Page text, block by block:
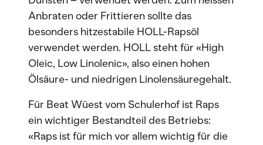
Anbraten oder Frittieren sollte das
besonders hitzestabile HOLL-Rapsöl
verwendet werden. HOLL steht für «High
Oleic, Low Linolenic», also einen hohen
Ölsäure- und niedrigen Linolensäuregehalt.
Für Beat Wüest vom Schulerhof ist Raps
ein wichtiger Bestandteil des Betriebs:
«Raps ist für mich vor allem wichtig für die